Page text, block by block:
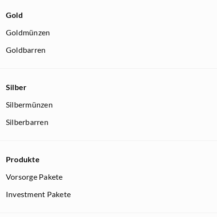
Gold
Goldmünzen
Goldbarren
Silber
Silbermünzen
Silberbarren
Produkte
Vorsorge Pakete
Investment Pakete